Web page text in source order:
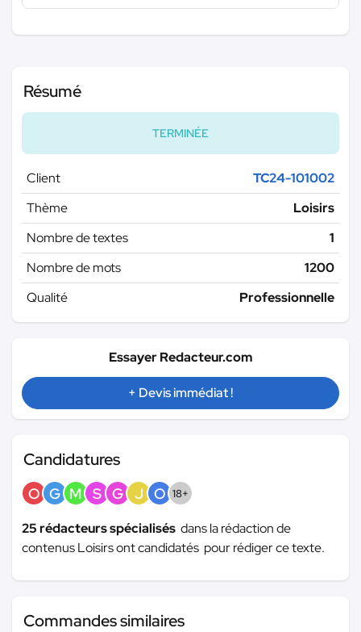
Résumé
TERMINÉE
Client
TC24-101002
Thème
Loisirs
Nombre de textes
1
Nombre de mots
1200
Qualité
Professionnelle
Essayer Redacteur.com
+ Devis immédiat !
Candidatures
O G M S G J O 18+
25 rédacteurs spécialisés dans la rédaction de
contenus Loisirs ont candidatés pour rédiger ce texte.
Commandes similaires